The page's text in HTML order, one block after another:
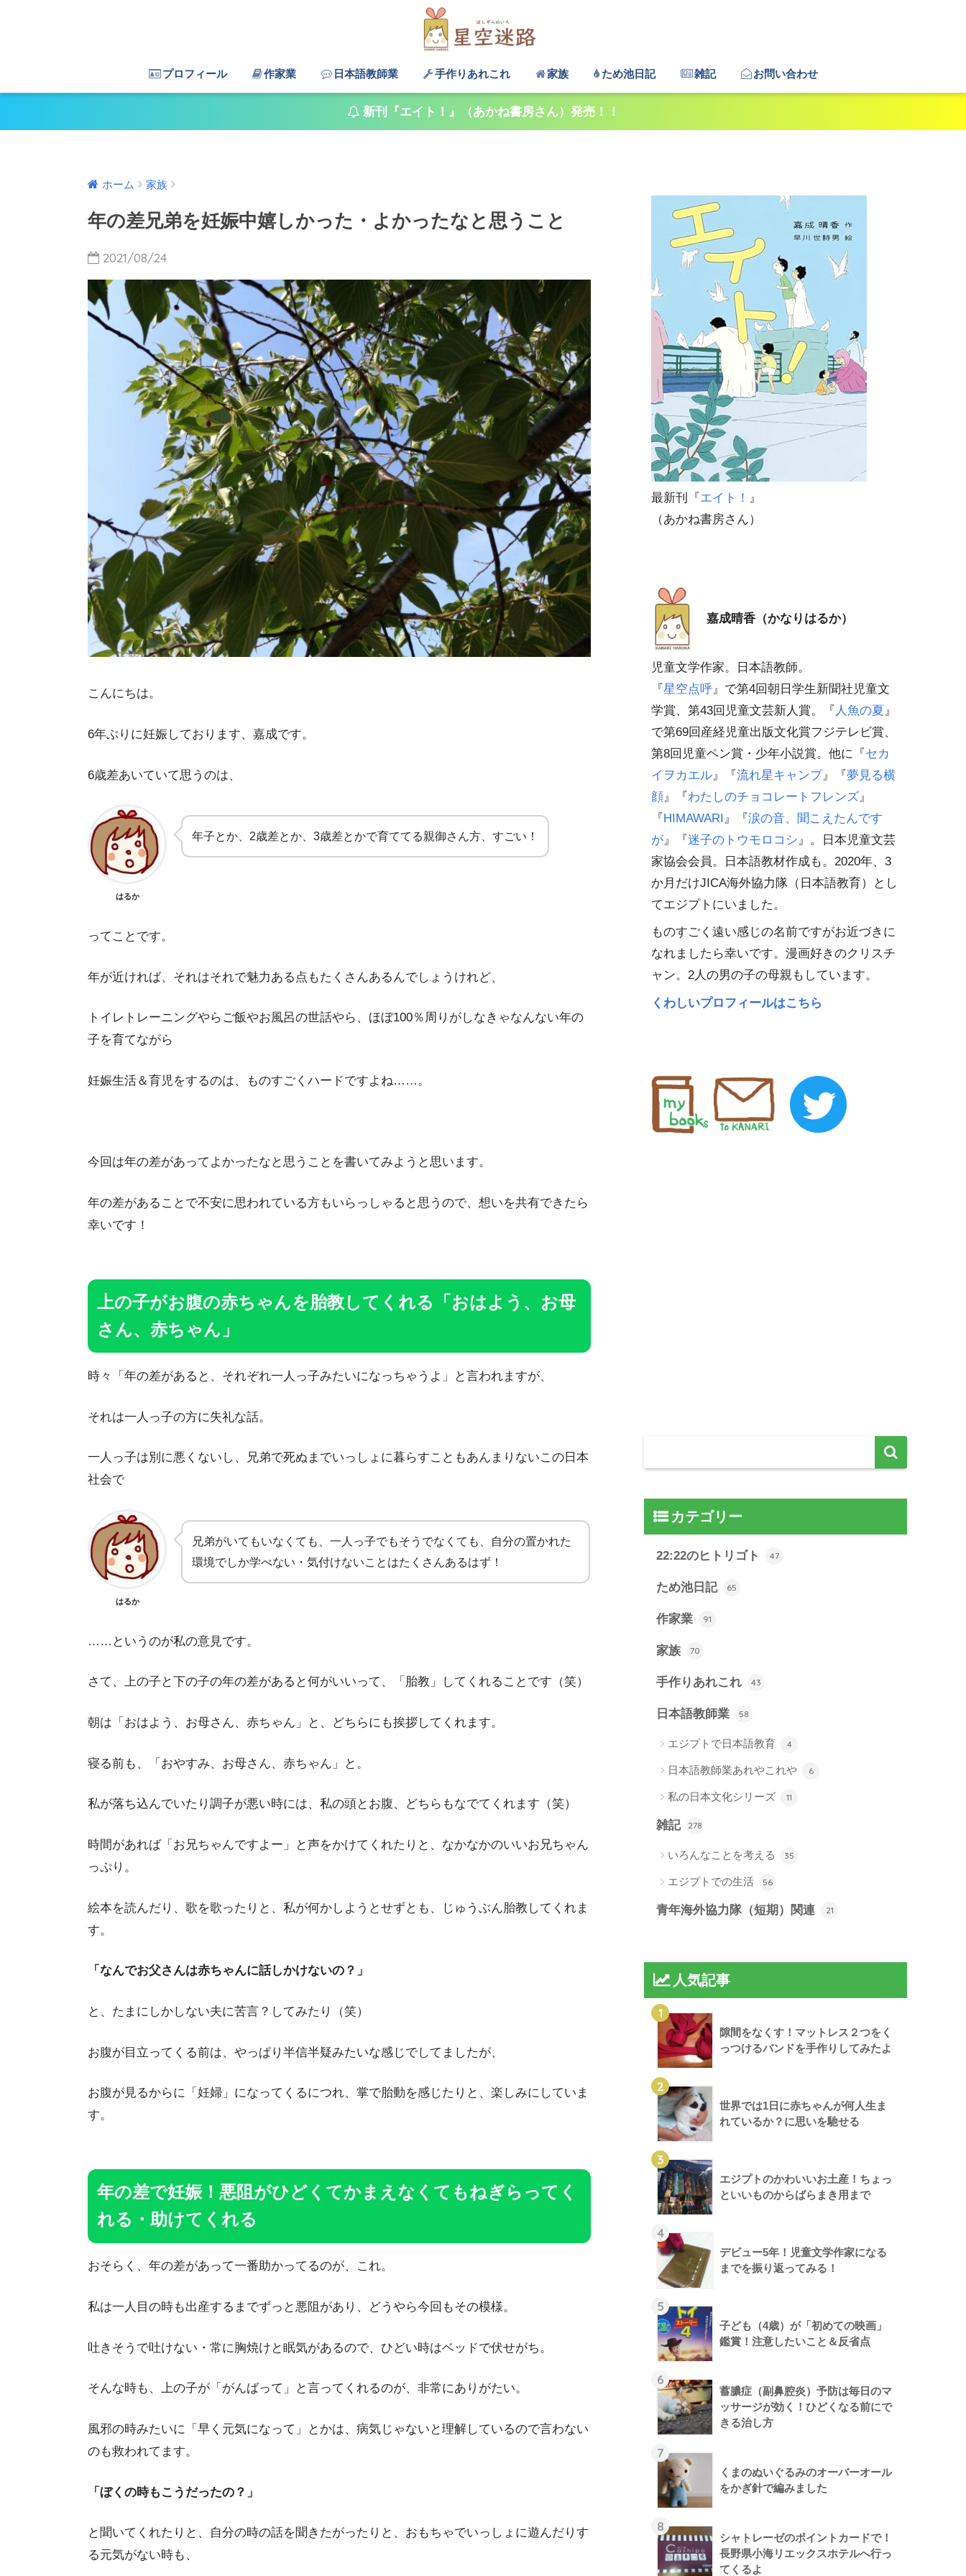
プロフィール 作家業 日本語教師業 手作りあれこれ 家族 ため池日記 雑記 お問い合わせ
新刊『エイト！』（あかね書房さん）発売！！
ホーム 家族
年の差兄弟を妊娠中嬉しかった・よかったなと思うこと
2021/08/24
こんにちは。
6年ぶりに妊娠しております、嘉成です。
6歳差あいていて思うのは、
はるか
年子とか、2歳差とか、3歳差とかで育ててる親御さん方、すごい！
ってことです。
年が近ければ、それはそれで魅力ある点もたくさんあるんでしょうけれど、
トイレトレーニングやらご飯やお風呂の世話やら、ほぼ100％周りがしなきゃなんない年の
子を育てながら
妊娠生活＆育児をするのは、ものすごくハードですよね……。
今回は年の差があってよかったなと思うことを書いてみようと思います。
年の差があることで不安に思われている方もいらっしゃると思うので、想いを共有できたら
幸いです！
上の子がお腹の赤ちゃんを胎教してくれる「おはよう、お母
さん、赤ちゃん」
時々「年の差があると、それぞれ一人っ子みたいになっちゃうよ」と言われますが、
それは一人っ子の方に失礼な話。
一人っ子は別に悪くないし、兄弟で死ぬまでいっしょに暮らすこともあんまりないこの日本
社会で
はるか
兄弟がいてもいなくても、一人っ子でもそうでなくても、自分の置かれた
環境でしか学べない・気付けないことはたくさんあるはず！
……というのが私の意見です。
さて、上の子と下の子の年の差があると何がいいって、「胎教」してくれることです（笑）
朝は「おはよう、お母さん、赤ちゃん」と、どちらにも挨拶してくれます。
寝る前も、「おやすみ、お母さん、赤ちゃん」と。
私が落ち込んでいたり調子が悪い時には、私の頭とお腹、どちらもなでてくれます（笑）
時間があれば「お兄ちゃんですよー」と声をかけてくれたりと、なかなかのいいお兄ちゃん
っぷり。
絵本を読んだり、歌を歌ったりと、私が何かしようとせずとも、じゅうぶん胎教してくれま
す。
「なんでお父さんは赤ちゃんに話しかけないの？」
と、たまにしかしない夫に苦言？してみたり（笑）
お腹が目立ってくる前は、やっぱり半信半疑みたいな感じでしてましたが、
お腹が見るからに「妊婦」になってくるにつれ、掌で胎動を感じたりと、楽しみにしていま
す。
年の差で妊娠！悪阻がひどくてかまえなくてもねぎらってく
れる・助けてくれる
おそらく、年の差があって一番助かってるのが、これ。
私は一人目の時も出産するまでずっと悪阻があり、どうやら今回もその模様。
吐きそうで吐けない・常に胸焼けと眠気があるので、ひどい時はベッドで伏せがち。
そんな時も、上の子が「がんばって」と言ってくれるのが、非常にありがたい。
風邪の時みたいに「早く元気になって」とかは、病気じゃないと理解しているので言わない
のも救われてます。
「ぼくの時もこうだったの？」
と聞いてくれたりと、自分の時の話を聞きたがったりと、おもちゃでいっしょに遊んだりす
る元気がない時も、
最新刊『エイト！ 』
（あかね書房さん）
嘉成晴香（かなりはるか）
児童文学作家。日本語教師。
『星空点呼』で第4回朝日学生新聞社児童文
学賞、第43回児童文芸新人賞。『 人魚の夏』
で第69回産経児童出版文化賞フジテレビ賞、
第8回児童ペン賞・少年小説賞。他に『セカ
イヲカエル』『流れ星キャンプ』『夢見る横
顔』『わたしのチョコレートフレンズ』
『HIMAWARI』『涙の音、聞こえたんです
が』『迷子のトウモロコシ』。日本児童文芸
家協会会員。日本語教材作成も。2020年、3
か月だけJICA海外協力隊（日本語教育）とし
てエジプトにいました。
ものすごく遠い感じの名前ですがお近づきに
なれましたら幸いです。漫画好きのクリスチ
ャン。2人の男の子の母親もしています。
くわしいプロフィールはこちら
カテゴリー
22:22のヒトリゴト 47
ため池日記 65
作家業 91
家族 70
手作りあれこれ 43
日本語教師業 58
エジプトで日本語教育 4
日本語教師業あれやこれや 6
私の日本文化シリーズ 11
雑記 278
いろんなことを考える 35
エジプトでの生活 56
青年海外協力隊（短期）関連 21
人気記事
1
隙間をなくす！マットレス２つをく
っつけるバンドを手作りしてみたよ
2
世界では1日に赤ちゃんが何人生ま
れているか？に思いを馳せる
3
エジプトのかわいいお土産！ちょっ
といいものからばらまき用まで
4
デビュー5年！児童文学作家になる
までを振り返ってみる！
5
子ども（4歳）が「初めての映画」
鑑賞！注意したいこと＆反省点
6
蓄膿症（副鼻腔炎）予防は毎日のマ
ッサージが効く！ひどくなる前にで
きる治し方
7
くまのぬいぐるみのオーバーオール
をかぎ針で編みました
8
シャトレーゼのポイントカードで！
長野県小海リエックスホテルへ行っ
てくるよ